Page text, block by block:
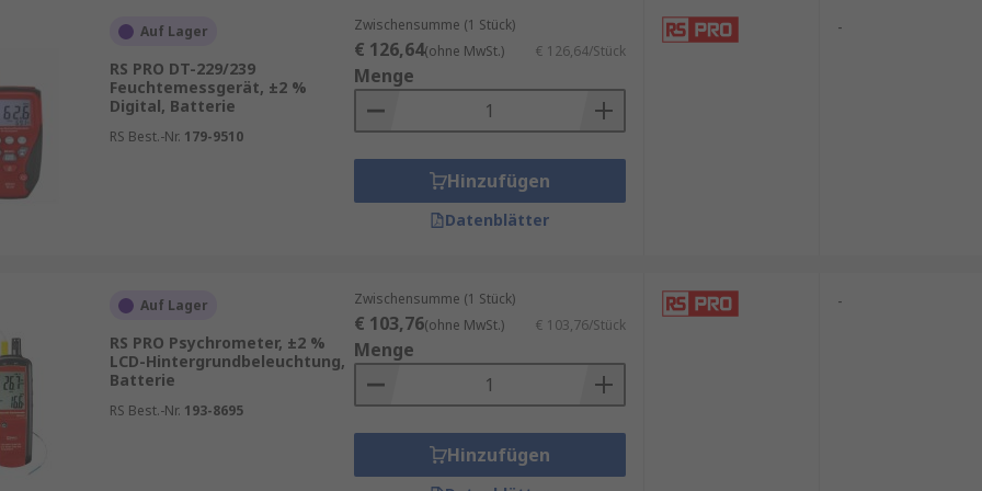
Verwendung, darunter:
verwendet, um sicherzustellen, dass Baustoffe die erforderliche
haben.
entscheidend für die Lebensmittelverarbeitung, um die Feuchtigkeit in Lebensmitteln wie
und die Qualität zu gewährleisten. Ratgeber Lebensmittelhygiene
bei der Überwachung des Bodenfeuchtigkeitsgehalts, was eine effiziente
Auf Lager
RS PRO DT-229/239
Feuchtemessgerät, ±2 %
Digital, Batterie
RS Best.-Nr. 179-9510
Zwischensumme (1 Stück)
€ 126,64(ohne MwSt.) € 126,64/Stück
Menge
Hinzufügen
Datenblätter
-
Auf Lager
RS PRO Psychrometer, ±2 %
LCD-Hintergrundbeleuchtung,
Batterie
RS Best.-Nr. 193-8695
Zwischensumme (1 Stück)
€ 103,76(ohne MwSt.) € 103,76/Stück
Menge
Hinzufügen
-